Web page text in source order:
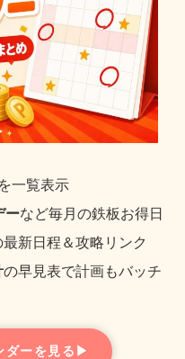
一覧表示
ーなど毎月の鉄板お得日
最新日程＆攻略リンク
の早見表で計画もバッチ
ダーを見る▶